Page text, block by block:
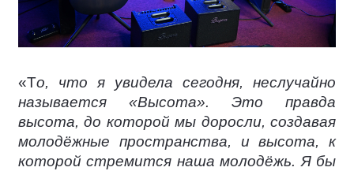
«То, что я увидела сегодня, неслучайно
называется «Высота». Это правда
высота, до которой мы доросли, создавая
молодёжные пространства, и высота, к
которой стремится наша молодёжь. Я бы